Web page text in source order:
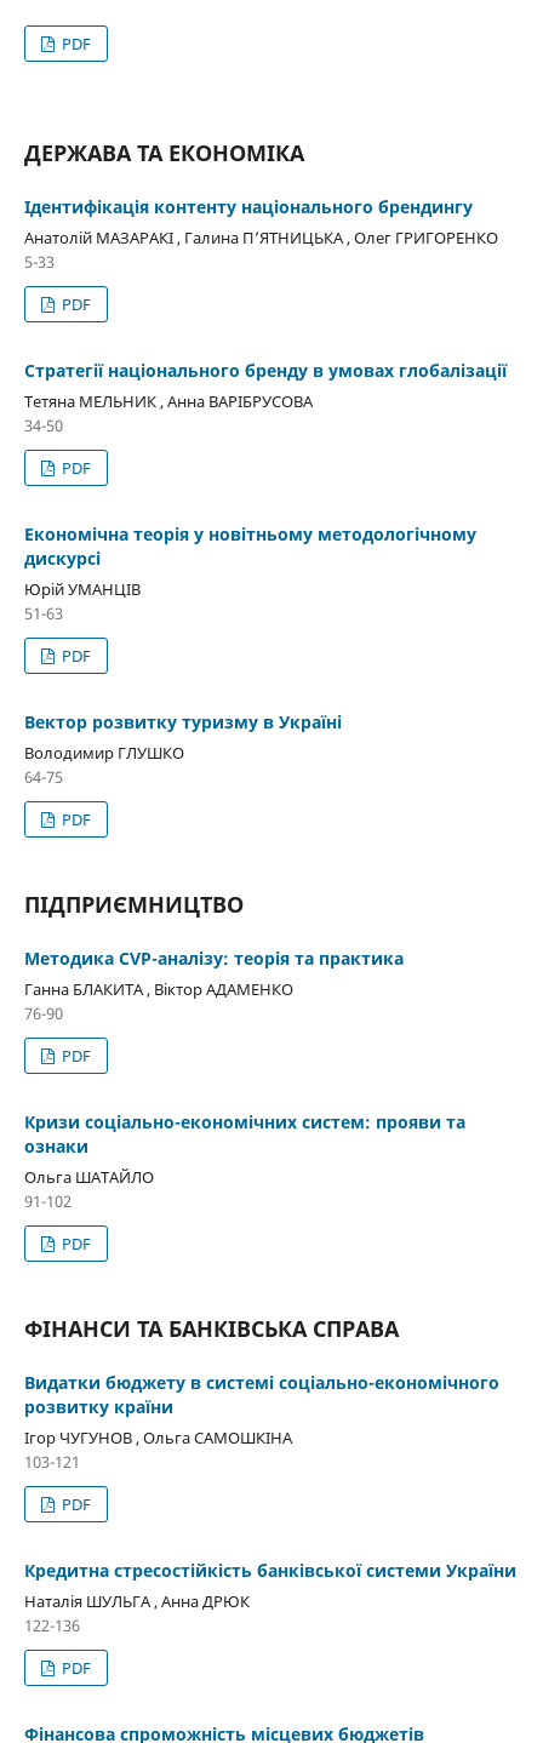
PDF
ДЕРЖАВА ТА ЕКОНОМІКА
Ідентифікація контенту національного брендингу
Анатолій МАЗАРАКІ , Галина П’ЯТНИЦЬКА , Олег ГРИГОРЕНКО
5-33
PDF
Стратегії національного бренду в умовах глобалізації
Тетяна МЕЛЬНИК , Анна ВАРІБРУСОВА
34-50
PDF
Економічна теорія у новітньому методологічному
дискурсі
Юрій УМАНЦІВ
51-63
PDF
Вектор розвитку туризму в Україні
Володимир ГЛУШКО
64-75
PDF
ПІДПРИЄМНИЦТВО
Методика CVP-аналізу: теорія та практика
Ганна БЛАКИТА , Віктор АДАМЕНКО
76-90
PDF
Кризи соціально-економічних систем: прояви та
ознаки
Ольга ШАТАЙЛО
91-102
PDF
ФІНАНСИ ТА БАНКІВСЬКА СПРАВА
Видатки бюджету в системі соціально-економічного
розвитку країни
Ігор ЧУГУНОВ , Ольга САМОШКІНА
103-121
PDF
Кредитна стресостійкість банківської системи України
Наталія ШУЛЬГА , Анна ДРЮК
122-136
PDF
Фінансова спроможність місцевих бюджетів